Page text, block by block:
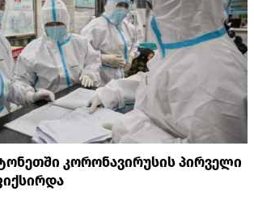
კორონავირუსის პირველი